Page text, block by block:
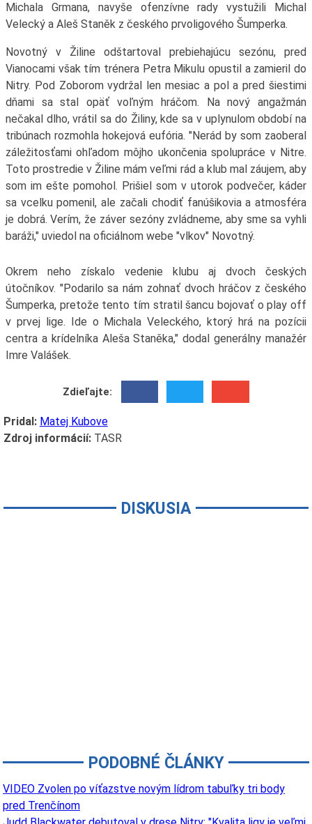
Michala Grmana, navyše ofenzívne rady vystužili Michal
Velecký a Aleš Staněk z českého prvoligového Šumperka.
Novotný v Žiline odštartoval prebiehajúcu sezónu, pred
Vianocami však tím trénera Petra Mikulu opustil a zamieril do
Nitry. Pod Zoborom vydržal len mesiac a pol a pred šiestimi
dňami sa stal opäť voľným hráčom. Na nový angažmán
nečakal dlho, vrátil sa do Žiliny, kde sa v uplynulom období na
tribúnach rozmohla hokejová eufória. "Nerád by som zaoberal
záležitosťami ohľadom môjho ukončenia spolupráce v Nitre.
Toto prostredie v Žiline mám veľmi rád a klub mal záujem, aby
som im ešte pomohol. Prišiel som v utorok podvečer, káder
sa vcelku pomenil, ale začali chodiť fanúšikovia a atmosféra
je dobrá. Verím, že záver sezóny zvládneme, aby sme sa vyhli
baráži," uviedol na oficiálnom webe "vlkov" Novotný.
Okrem neho získalo vedenie klubu aj dvoch českých
útočníkov. "Podarilo sa nám zohnať dvoch hráčov z českého
Šumperka, pretože tento tím stratil šancu bojovať o play off
v prvej lige. Ide o Michala Veleckého, ktorý hrá na pozícii
centra a krídelníka Aleša Staněka," dodal generálny manažér
Imre Valášek.
Zdieľajte:
Pridal: Matej Kubove
Zdroj informácií:TASR
DISKUSIA
PODOBNÉ ČLÁNKY
VIDEO Zvolen po víťazstve novým lídrom tabuľky tri body
pred Trenčínom